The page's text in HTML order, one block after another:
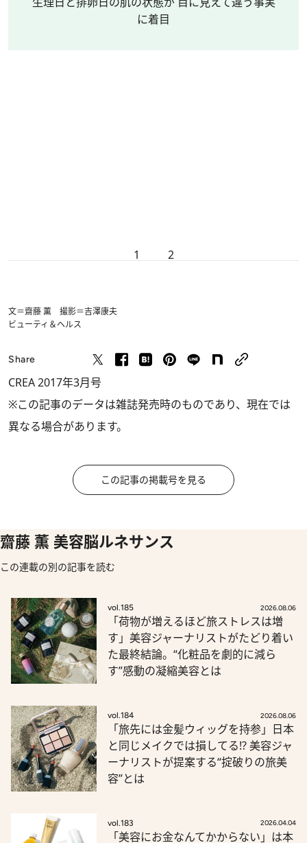
に着目
1 2
文＝齋藤 薫 撮影＝吉澤康夫
ビューティ＆ヘルス
Share
CREA 2017年3月号
※この記事のデータは雑誌発売時のものであり、現在では
異なる場合があります。
この記事の掲載号を見る
齋藤 薫 美容脳ルネサンス
この連載の別の記事を読む
vol.185 2026.08.06
「荷物が増えるほど旅ストレスは増
す」美容ジャーナリストがたどり着い
た最終結論。“化粧品を劇的に減ら
す”感動の凝縮美容とは
vol.184 2026.08.06
「旅先には金髪ウィッグを持参」日本
と同じメイクでは損してる!? 美容ジャ
ーナリストが提案する“掟破りの旅美
容”とは
vol.183 2026.04.04
「美容にお金なんてかからない」は本